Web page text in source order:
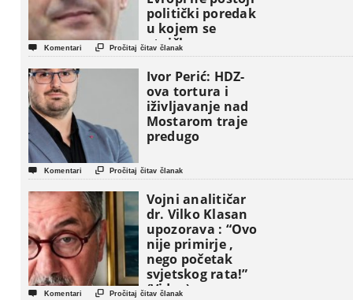
politički poredak
u kojem se
etničke grupe
pojavljuju kao
osnovne
političke jedinice
 Komentari  Pročitaj čitav članak
Ivor Perić: HDZ-
ova tortura i
iživljavanje nad
Mostarom traje
predugo
 Komentari  Pročitaj čitav članak
Vojni analitičar
dr. Vilko Klasan
upozorava : “Ovo
nije primirje ,
nego početak
svjetskog rata!”
(Video)
 Komentari  Pročitaj čitav članak